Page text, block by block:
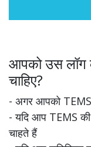
आपको उस लॉग
चाहिए?
- अगर आपको
- यदि आप TEMS की
चाहते हैं